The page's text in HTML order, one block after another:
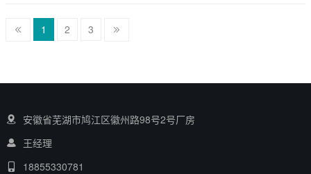
1 2 3
安徽省芜湖市鸠江区徽州路98号2号厂房
王经理
18855330781